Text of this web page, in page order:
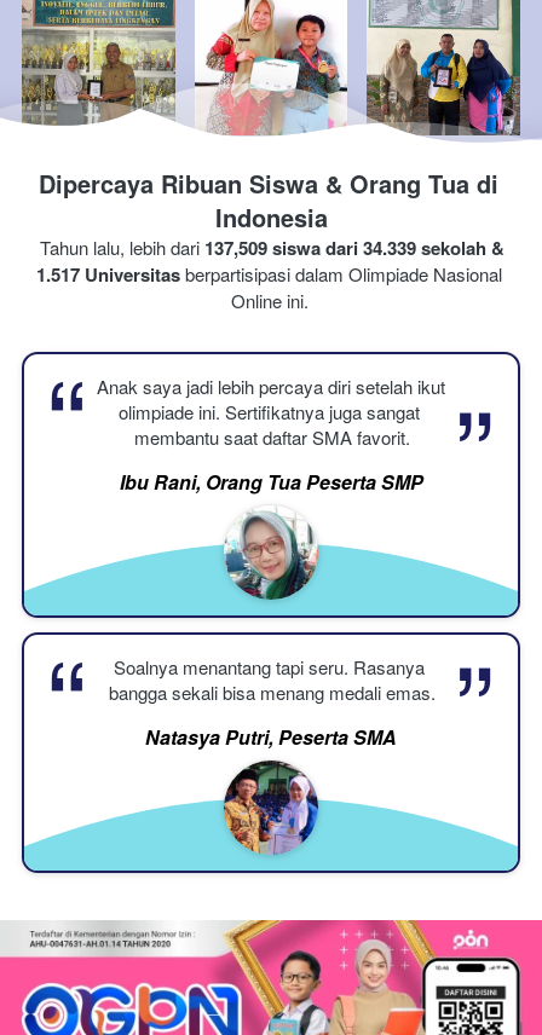
Dipercaya Ribuan Siswa & Orang Tua di
Indonesia
Tahun lalu, lebih dari 137,509 siswa dari 34.339 sekolah &
1.517 Universitas berpartisipasi dalam Olimpiade
Online ini.
“ Anak saya jadi lebih percaya diri setelah ikut
olimpiade ini. Sertifikatnya juga sangat
membantu saat daftar SMA favorit.
“
Ibu Rani, Orang Tua Peserta SMP
“
Soalnya menantang tapi seru. Rasanya
bangga sekali bisa menang medali emas.
“
Natasya Putri, Peserta SMA